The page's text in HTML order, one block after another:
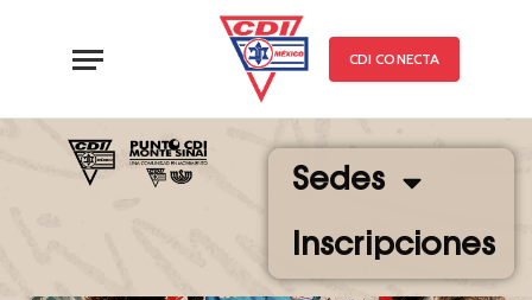
CDI CONECTA
Sedes
Inscripciones